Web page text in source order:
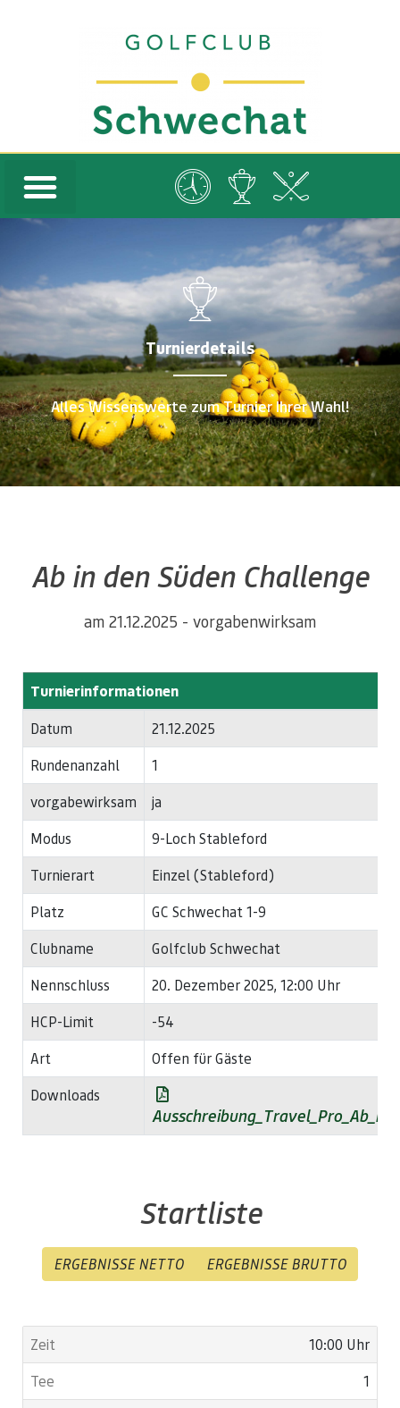
Turnierdetails
Alles Wissenswerte zum Turnier Ihrer Wahl!
Ab in den Süden Challenge
am 21.12.2025 - vorgabenwirksam
Turnierinformationen
Datum
21.12.2025
Rundenanzahl
1
vorgabewirksam
ja
Modus
9-Loch Stableford
Turnierart
Einzel (Stableford)
Platz
GC Schwechat 1-9
Clubname
Golfclub Schwechat
Nennschluss
20. Dezember 2025, 12:00 Uhr
HCP-Limit
-54
Art
Offen für Gäste
Downloads
Startliste
ERGEBNISSE NETTO ERGEBNISSE BRUTTO
10:00 Uhr
1